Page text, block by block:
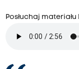
Posłuchaj